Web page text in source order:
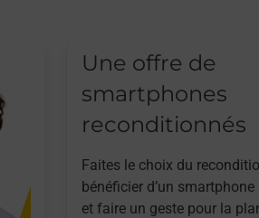
Une offre de
smartphones
reconditionnés
Faites le choix du
bénéficier d’un
et faire un geste pour la